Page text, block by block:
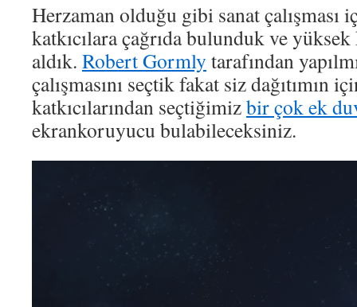
Herzaman olduğu gibi sanat çalışması
katkıcılara çağrıda bulunduk ve
aldık. Robert Gormly tarafından
çalışmasını seçtik fakat siz dağıtımın
katkıcılarından seçtiğimizbir çok ek
ekrankoruyucu bulabileceksiniz.